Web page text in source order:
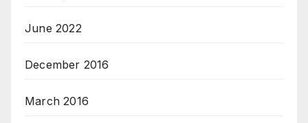
June 2022
December 2016
March 2016